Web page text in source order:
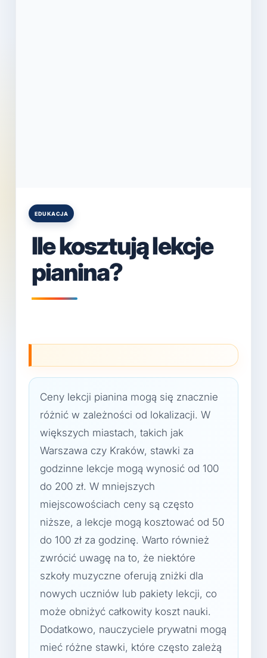
Posted
EDUKACJA
Ile kosztują lekcje
pianina?
Ceny lekcji pianina mogą się znacznie
różnić w zależności od lokalizacji. W
większych miastach, takich jak
Warszawa czy Kraków, stawki za
godzinne lekcje mogą wynosić od 100
do 200 zł. W mniejszych
miejscowościach ceny są często
niższe, a lekcje mogą kosztować od 50
do 100 zł za godzinę. Warto również
zwrócić uwagę na to, że niektóre
szkoły muzyczne oferują zniżki dla
nowych uczniów lub pakiety lekcji, co
może obniżyć całkowity koszt nauki.
Dodatkowo, nauczyciele prywatni mogą
mieć różne stawki, które często zależą